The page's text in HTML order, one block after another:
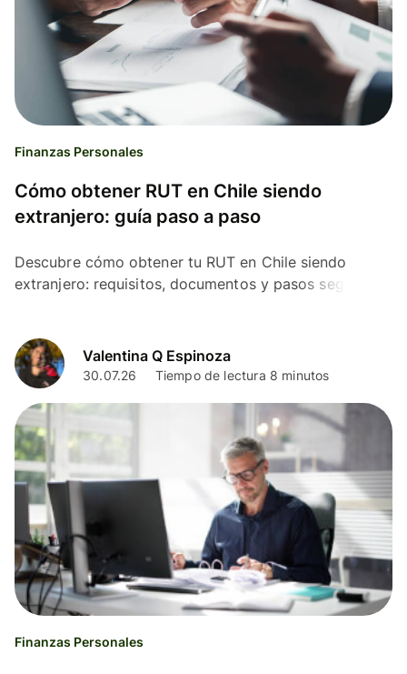
Finanzas Personales
Cómo obtener RUT en Chile siendo
extranjero: guía paso a paso
Descubre cómo obtener tu RUT en Chile siendo
extranjero: requisitos, documentos y pasos según tu
Valentina Q Espinoza
30.07.26 Tiempo de lectura 8 minutos
Finanzas Personales